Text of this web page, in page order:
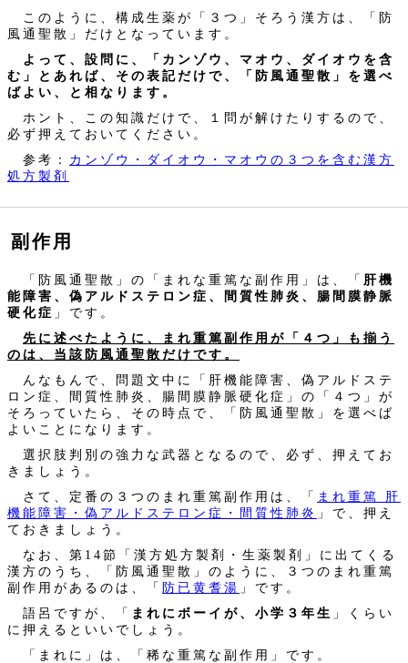
このように、構成生薬が「３つ」そろう漢方は、「防
風通聖散」だけとなっています。
よって、設問に、「カンゾウ、マオウ、ダイオウを含
む」とあれば、その表記だけで、「防風通聖散」を選べ
ばよい、と相なります。
ホント、この知識だけで、１問が解けたりするので、
必ず押えておいてください。
参考： カンゾウ・ダイオウ・マオウの３つを含む漢方
処方製剤
副作用
「防風通聖散」の「まれな重篤な副作用」は、「 肝機
能障害、偽アルドステロン症、間質性肺炎、腸間膜静脈
硬化症 」です。
先に述べたように、まれ重篤副作用が「４つ」も揃う
のは、当該防風通聖散だけです。
んなもんで、問題文中に「肝機能障害、偽アルドステ
ロン症、間質性肺炎、腸間膜静脈硬化症」の「４つ」が
そろっていたら、その時点で、「防風通聖散」を選べば
よいことになります。
選択肢判別の強力な武器となるので、必ず、押えてお
きましょう。
さて、定番の３つのまれ重篤副作用は、「 まれ重篤 肝
機能障害・偽アルドステロン症・間質性肺炎 」で、押え
ておきましょう。
なお、第14節「漢方処方製剤・生薬製剤」に出てくる
漢方のうち、「防風通聖散」のように、３つのまれ重篤
副作用があるのは、「 防已黄耆湯 」です。
語呂ですが、「 まれにボーイが、小学３年生 」くらい
に押えるといいでしょう。
「まれに」は、「稀な重篤な副作用」です。